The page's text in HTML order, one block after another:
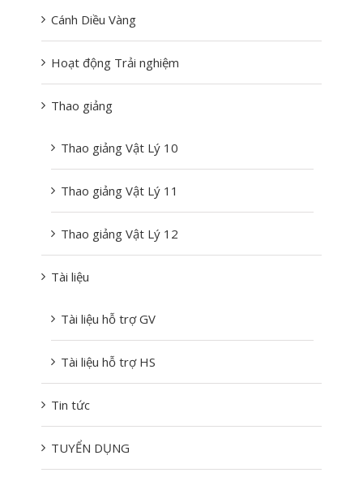
Cánh Diều Vàng
Hoạt động Trải nghiệm
Thao giảng
Thao giảng Vật Lý 10
Thao giảng Vật Lý 11
Thao giảng Vật Lý 12
Tài liệu
Tài liệu hỗ trợ GV
Tài liệu hỗ trợ HS
Tin tức
TUYỂN DỤNG